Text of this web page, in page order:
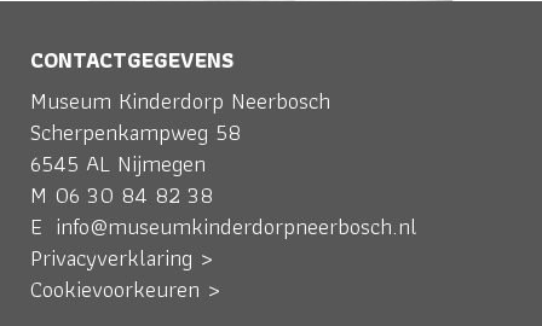
CONTACTGEGEVENS
Museum Kinderdorp Neerbosch
Scherpenkampweg 58
6545 AL Nijmegen
M 06 30 84 82 38
E info@museumkinderdorpneerbosch.nl
Privacyverklaring >
Cookievoorkeuren >